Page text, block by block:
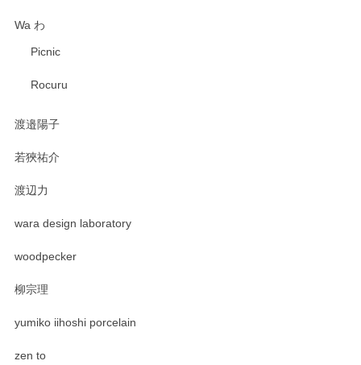
Wa わ
Picnic
Rocuru
渡邉陽子
若狹祐介
渡辺力
wara design laboratory
woodpecker
柳宗理
yumiko iihoshi porcelain
zen to